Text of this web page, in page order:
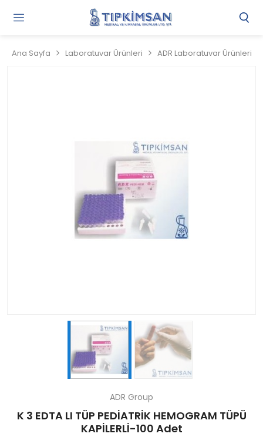
Ana Sayfa Laboratuvar Ürünleri ADR Laboratuvar Ürünleri
ADR Group
K 3 EDTA LI TÜP PEDİATRİK HEMOGRAM TÜPÜ
KAPİLERLİ-100 Adet